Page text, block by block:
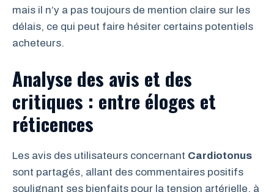
mais il n’y a pas toujours de mention claire sur les
délais, ce qui peut faire hésiter certains potentiels
acheteurs.
Analyse des avis et des
critiques : entre éloges et
réticences
Les avis des utilisateurs concernant Cardiotonus
sont partagés, allant des commentaires positifs
soulignant ses bienfaits pour la tension artérielle, à